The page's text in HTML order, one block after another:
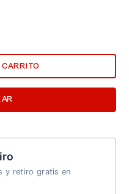
y retiro gratis en